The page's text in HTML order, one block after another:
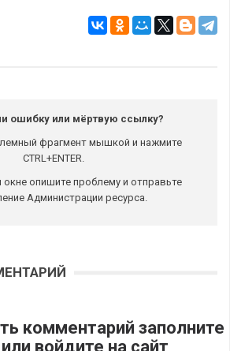
ошибку или мёртвую ссылку?
фрагмент мышкой и нажмите
CTRL+ENTER.
опишите проблему и отправьте
Администрации ресурса.
комментарий заполните
войдите на сайт